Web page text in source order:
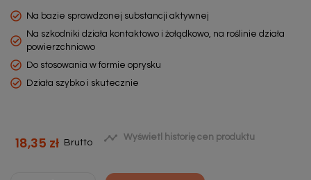
Na bazie sprawdzonej substancji aktywnej
Na szkodniki działa kontaktowo i żołądkowo, na roślinie działa
powierzchniowo
Do stosowania w formie oprysku
Działa szybko i skutecznie
18,35 zł Brutto  Wyświetl historię cen produktu